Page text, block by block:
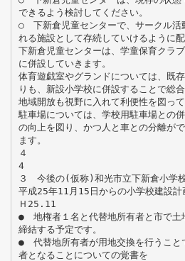
できるよう検討してください。
○ 下新倉児童センターで、サークル活
れる施設として存続していけるように配
下新倉児童センターは、学童保育クラ
に併設していきます。
体育遊戯室やグランドについては、既
りも、新設小学校に併設することで総
地域開放も視野に入れて利便性を図って
駐車場については、学校用駐車場との
の向上を図り、かつ人と車との分離が
ます。
４
4
３ 今後の(仮称)和光市立下新倉小学
平成25年11月15日からの小学校建設計
Ｈ25.11
● 地権者１名と代替地所有者と市で土
締結する予定です。
● 代替地所有者が用地交換を行うこと
者となることについての覚書を